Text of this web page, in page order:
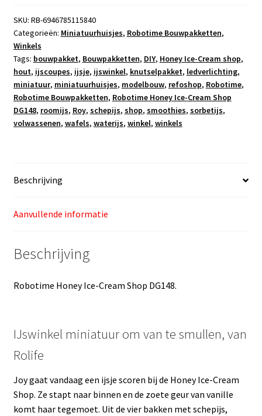
1
SKU: RB-6946785115840
Categorieën: Miniatuurhuisjes, Robotime Bouwpakketten,
Winkels
Tags: bouwpakket, Bouwpakketten, DIY, Honey Ice-Cream shop,
hout, ijscoupes, ijsje, ijswinkel, knutselpakket, ledverlichting,
miniatuur, miniatuurhuisjes, modelbouw, refoshop, Robotime,
Robotime Bouwpakketten, Robotime Honey Ice-Cream Shop
DG148, roomijs, Roy, schepijs, shop, smoothies, sorbetijs,
volwassenen, wafels, waterijs, winkel, winkels
Beschrijving
Aanvullende informatie
Beschrijving
Robotime Honey Ice-Cream Shop DG148.
IJswinkel miniatuur om van te smullen, van
Rolife
Joy gaat vandaag een ijsje scoren bij de Honey Ice-Cream
Shop. Ze stapt naar binnen en de zoete geur van vanille
komt haar tegemoet. Uit de vier bakken met schepijs,